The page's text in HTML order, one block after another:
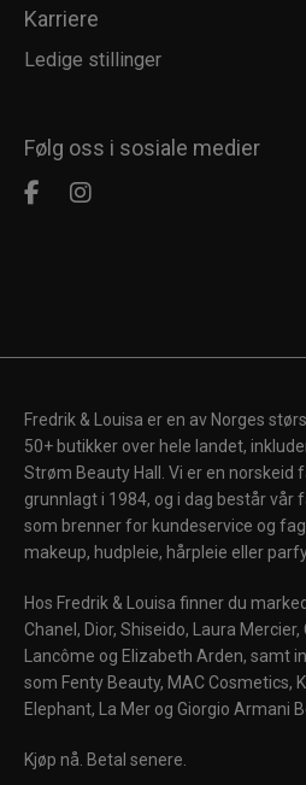
Karriere
Ledige stillinger
Følg oss i sosiale medier
Fredrik & Louisa er en av Norges
50+ butikker over hele landet,
Strøm Beauty Hall. Vi er en norskeid
grunnlagt i 1984, og i dag består vår
som brenner for kundeservice og
makeup, hudpleie, hårpleie eller
Hos Fredrik & Louisa finner du
Chanel, Dior, Shiseido, Laura
Lancôme og Elizabeth Arden, samt
som Fenty Beauty, MAC Cosmetics,
Elephant, La Mer og Giorgio Armani
Kjøp nå. Betal senere.